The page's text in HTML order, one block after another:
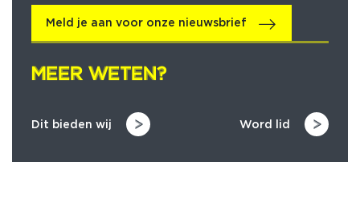
Meld je aan voor onze nieuwsbrief
MEER WETEN?
MEER WETEN?
Dit bieden wij Word lid